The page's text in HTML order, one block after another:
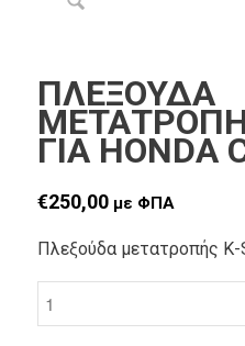
ΠΛΕΞΟΥΔΑ
ΓΙΑ HONDA
€250,00 με ΦΠΑ
Πλεξούδα μετατροπής